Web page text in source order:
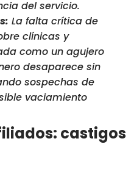
del servicio.
La falta crítica de
clínicas y
como un agujero
desaparece sin
sospechas de
vaciamiento
castigos